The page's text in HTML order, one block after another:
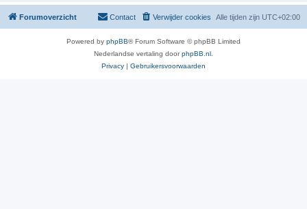
Forumoverzicht Alle tijden zijn UTC+02:00
Verwijder cookies
Contact
Powered by phpBB® Forum Software © phpBB Limited
Nederlandse vertaling doorphpBB.nl
Privacy | Gebruikersvoorwaarden